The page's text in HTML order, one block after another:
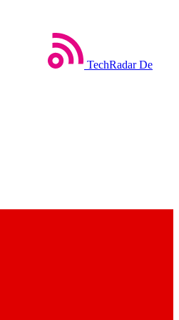
TechRadar De